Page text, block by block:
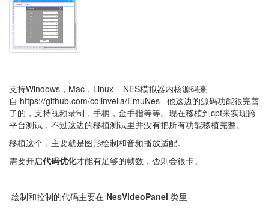
支持Windows，Mac，Linux NES模拟器内核源码来
自 https://github.com/colinvella/EmuNes 他这边的源码功能很完善
了的，支持视频录制，手柄，金手指等等。现在移植到cpf来实现跨
平台测试，不过这边的移植测试里并没有把所有功能移植完整。
移植这个，主要就是图形绘制和音频播放适配。
需要开启代码优化才能有足够的帧数，否则会很卡。
绘制和控制的代码主要在 NesVideoPanel 类里